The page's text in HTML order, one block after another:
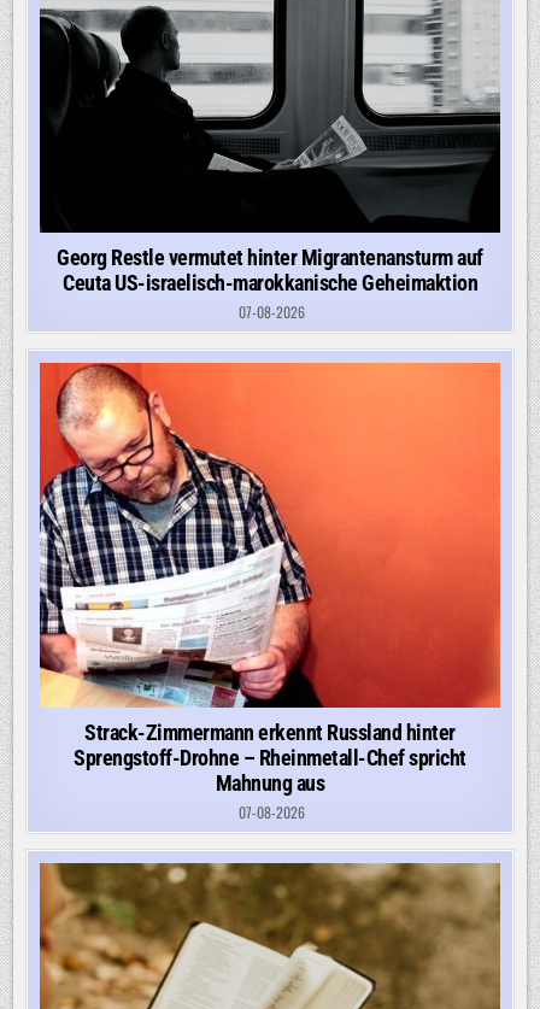
Georg Restle vermutet hinter Migrantenansturm auf
Ceuta US-israelisch-marokkanische Geheimaktion
07-08-2026
Strack-Zimmermann erkennt Russland hinter
Sprengstoff-Drohne – Rheinmetall-Chef spricht
Mahnung aus
07-08-2026